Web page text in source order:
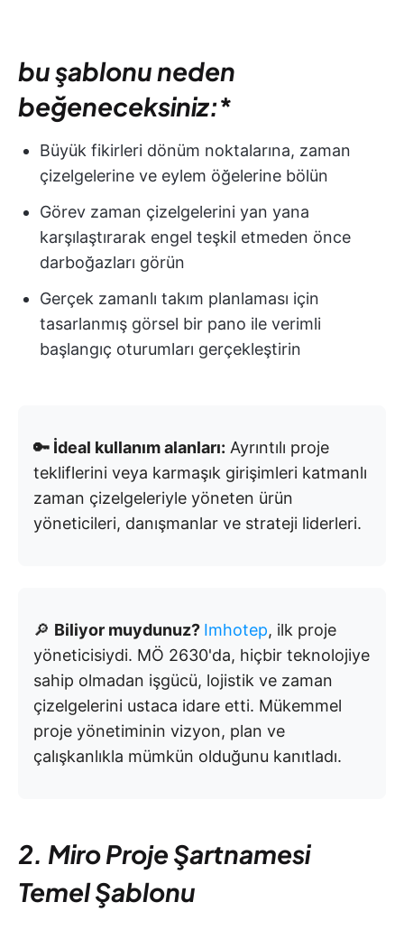
bu şablonu neden
beğeneceksiniz:*
Büyük fikirleri dönüm noktalarına, zaman
çizelgelerine ve eylem öğelerine bölün
Görev zaman çizelgelerini yan yana
karşılaştırarak engel teşkil etmeden önce
darboğazları görün
Gerçek zamanlı takım planlaması için
tasarlanmış görsel bir pano ile verimli
başlangıç oturumları gerçekleştirin
🔑 İdeal kullanım alanları: Ayrıntılı proje
tekliflerini veya karmaşık girişimleri katmanlı
zaman çizelgeleriyle yöneten ürün
yöneticileri, danışmanlar ve strateji liderleri.
🔎 Biliyor muydunuz? Imhotep, ilk proje
yöneticisiydi. MÖ 2630'da, hiçbir teknolojiye
sahip olmadan işgücü, lojistik ve zaman
çizelgelerini ustaca idare etti. Mükemmel
proje yönetiminin vizyon, plan ve
çalışkanlıkla mümkün olduğunu kanıtladı.
2. Miro Proje Şartnamesi
Temel Şablonu